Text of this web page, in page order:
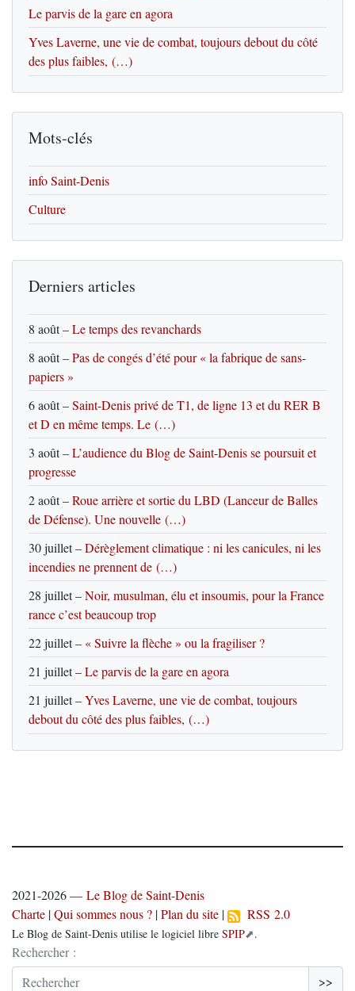
Le parvis de la gare en agora
Yves Laverne, une vie de combat, toujours debout du côté
des plus faibles, (…)
Mots-clés
info Saint-Denis
Culture
Derniers articles
8 août–Le temps des revanchards
8 août–Pas de congés d’été pour « la fabrique de sans-
papiers »
6 août–Saint-Denis privé de T1, de ligne 13 et du RER B
et D en même temps. Le (…)
3 août–L’audience du Blog de Saint-Denis se poursuit et
progresse
2 août–Roue arrière et sortie du LBD (Lanceur de Balles
de Défense). Une nouvelle (…)
30 juillet–Dérèglement climatique : ni les canicules, ni les
incendies ne prennent de (…)
28 juillet–Noir, musulman, élu et insoumis, pour la France
rance c’est beaucoup trop
22 juillet– « Suivre la flèche » ou la fragiliser ?
21 juillet–Le parvis de la gare en agora
21 juillet–Yves Laverne, une vie de combat, toujours
debout du côté des plus faibles, (…)
2021-2026 — Le Blog de Saint-Denis
Charte |Qui sommes nous ? |Plan du site | RSS 2.0
Le Blog de Saint-Denis utilise le logiciel libre SPIP .
Rechercher :
>>